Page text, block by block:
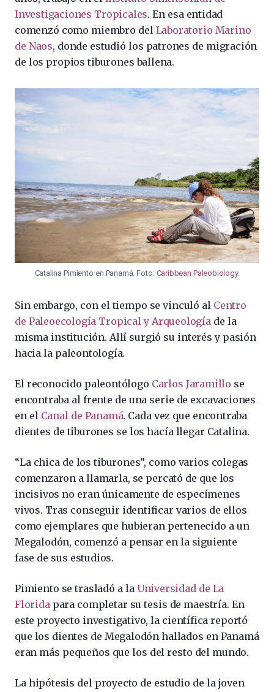
Investigaciones Tropicales. En esa entidad
comenzó como miembro del Laboratorio Marino
de Naos, donde estudió los patrones de migración
de los propios tiburones ballena.
Catalina Pimiento en Panamá. Foto: Caribbean Paleobiology.
Sin embargo, con el tiempo se vinculó al Centro
de Paleoecología Tropical y Arqueologíade la
misma institución. Allí surgió su interés y pasión
hacia la paleontología.
El reconocido paleontólogo Carlos Jaramillo se
encontraba al frente de una serie de excavaciones
en el Canal de Panamá. Cada vez que encontraba
dientes de tiburones se los hacía llegar Catalina.
“La chica de los tiburones”, como varios colegas
comenzaron a llamarla, se percató de que los
incisivos no eran únicamente de especímenes
vivos. Tras conseguir identificar varios de ellos
como ejemplares que hubieran pertenecido a un
Megalodón, comenzó a pensar en la siguiente
fase de sus estudios.
Pimiento se trasladó a la Universidad de La
Floridapara completar su tesis de maestría. En
este proyecto investigativo, la científica reportó
que los dientes de Megalodón hallados en Panamá
eran más pequeños que los del resto del mundo.
La hipótesis del proyecto de estudio de la joven